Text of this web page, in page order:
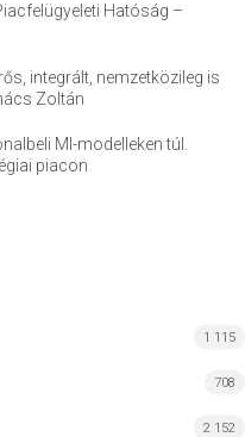
Hatóság –
integrált, nemzetközileg is
Zoltán
MI-modelleken túl.
piacon
1 115
708
2 152